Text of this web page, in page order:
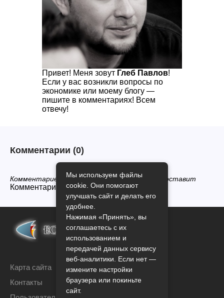
Привет! Меня зовут Глеб Павлов!
Если у вас возникли вопросы по
экономике или моему блогу —
пишите в комментариях! Всем
отвечу!
Комментарии (0)
Комментариев нет, будьте первым кто его оставит
Комментарии закрыты.
Карта сайта
Контакты
Мы используем файлы
cookie. Они помогают
улучшать сайт и делать его
удобнее.
Нажимая «Принять», вы
соглашаетесь с их
использованием и
передачей данных сервису
веб-аналитики. Если нет —
измените настройки
браузера или покиньте
сайт.